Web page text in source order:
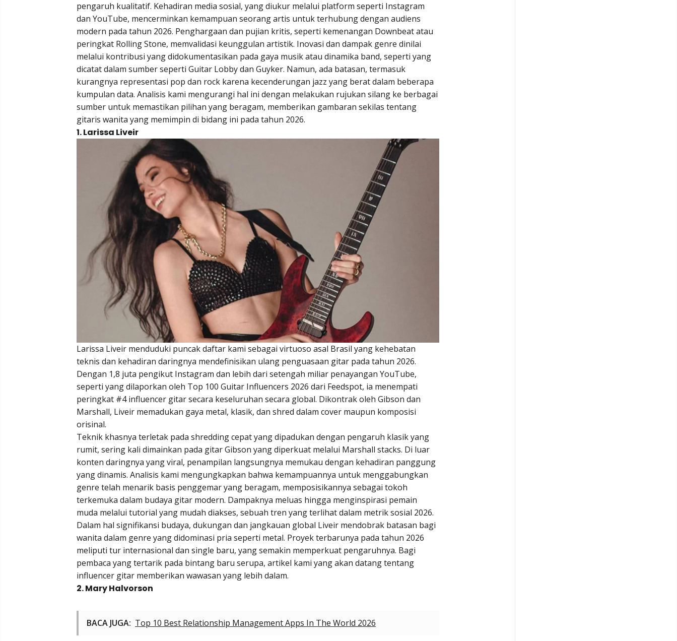
pengaruh kualitatif. Kehadiran media sosial, yang diukur melalui platform seperti Instagram
dan YouTube, mencerminkan kemampuan seorang artis untuk terhubung dengan audiens
modern pada tahun 2026. Penghargaan dan pujian kritis, seperti kemenangan Downbeat atau
peringkat Rolling Stone, memvalidasi keunggulan artistik. Inovasi dan dampak genre dinilai
melalui kontribusi yang didokumentasikan pada gaya musik atau dinamika band, seperti yang
dicatat dalam sumber seperti Guitar Lobby dan Guyker. Namun, ada batasan, termasuk
kurangnya representasi pop dan rock karena kecenderungan jazz yang berat dalam beberapa
kumpulan data. Analisis kami mengurangi hal ini dengan melakukan rujukan silang ke berbagai
sumber untuk memastikan pilihan yang beragam, memberikan gambaran sekilas tentang
gitaris wanita yang memimpin di bidang ini pada tahun 2026.
1. Larissa Liveir
Larissa Liveir menduduki puncak daftar kami sebagai virtuoso asal Brasil yang kehebatan
teknis dan kehadiran daringnya mendefinisikan ulang penguasaan gitar pada tahun 2026.
Dengan 1,8 juta pengikut Instagram dan lebih dari setengah miliar penayangan YouTube,
seperti yang dilaporkan oleh Top 100 Guitar Influencers 2026 dari Feedspot, ia menempati
peringkat #4 influencer gitar secara keseluruhan secara global. Dikontrak oleh Gibson dan
Marshall, Liveir memadukan gaya metal, klasik, dan shred dalam cover maupun komposisi
orisinal.
Teknik khasnya terletak pada shredding cepat yang dipadukan dengan pengaruh klasik yang
rumit, sering kali dimainkan pada gitar Gibson yang diperkuat melalui Marshall stacks. Di luar
konten daringnya yang viral, penampilan langsungnya memukau dengan kehadiran panggung
yang dinamis. Analisis kami mengungkapkan bahwa kemampuannya untuk menggabungkan
genre telah menarik basis penggemar yang beragam, memposisikannya sebagai tokoh
terkemuka dalam budaya gitar modern. Dampaknya meluas hingga menginspirasi pemain
muda melalui tutorial yang mudah diakses, sebuah tren yang terlihat dalam metrik sosial 2026.
Dalam hal signifikansi budaya, dukungan dan jangkauan global Liveir mendobrak batasan bagi
wanita dalam genre yang didominasi pria seperti metal. Proyek terbarunya pada tahun 2026
meliputi tur internasional dan single baru, yang semakin memperkuat pengaruhnya. Bagi
pembaca yang tertarik pada bintang baru serupa, artikel kami yang akan datang tentang
influencer gitar memberikan wawasan yang lebih dalam.
2. Mary Halvorson
BACA JUGA: Top 10 Best Relationship Management Apps In The World 2026